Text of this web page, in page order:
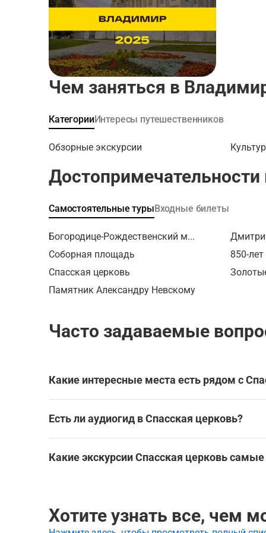
и
городу!
Чем заняться в
КатегорииИнтересы путешественников
Обзорные экскурсии
Самостоятельные турыВходные билеты
Богородице-Рождественский м...
Соборная площадь
850-
Спасская церковь
Памятник Александру Невскому
Часто задаваемые
Какие интересные места есть рядом с
Эти экскурсии охватывают Спасскую церковь
Проводник по Владимиру — главное за 2
Есть ли аудиогид в Спасская церковь?
имечательности без экскурсовода.
Какие экскурсии Спасская церковь
Хотите узнать все, чем